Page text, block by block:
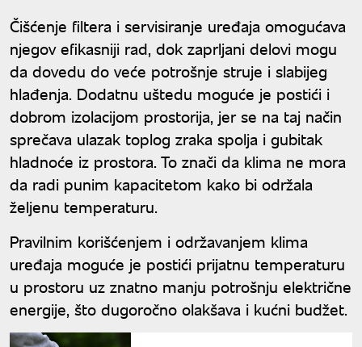
Čišćenje filtera i servisiranje uređaja omogućava
njegov efikasniji rad, dok zaprljani delovi mogu
da dovedu do veće potrošnje struje i slabijeg
hlađenja. Dodatnu uštedu moguće je postići i
dobrom izolacijom prostorija, jer se na taj način
sprečava ulazak toplog zraka spolja i gubitak
hladnoće iz prostora. To znači da klima ne mora
da radi punim kapacitetom kako bi održala
željenu temperaturu.
Pravilnim korišćenjem i održavanjem klima
uređaja moguće je postići prijatnu temperaturu
u prostoru uz znatno manju potrošnju električne
energije, što dugoročno olakšava i kućni budžet.